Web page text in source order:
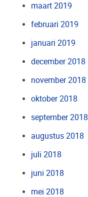
maart 2019
februari 2019
januari 2019
december 2018
november 2018
oktober 2018
september 2018
augustus 2018
juli 2018
juni 2018
mei 2018